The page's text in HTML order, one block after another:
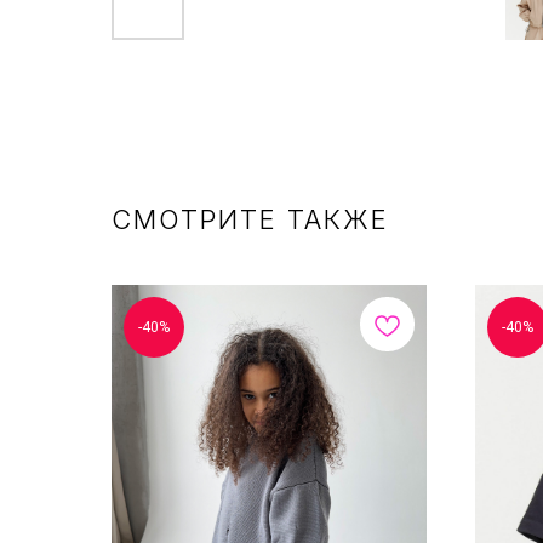
СМОТРИТЕ ТАКЖЕ
-40% -40%